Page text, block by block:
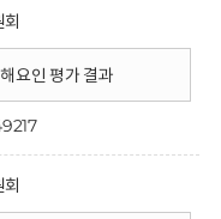
요인 평가 결과